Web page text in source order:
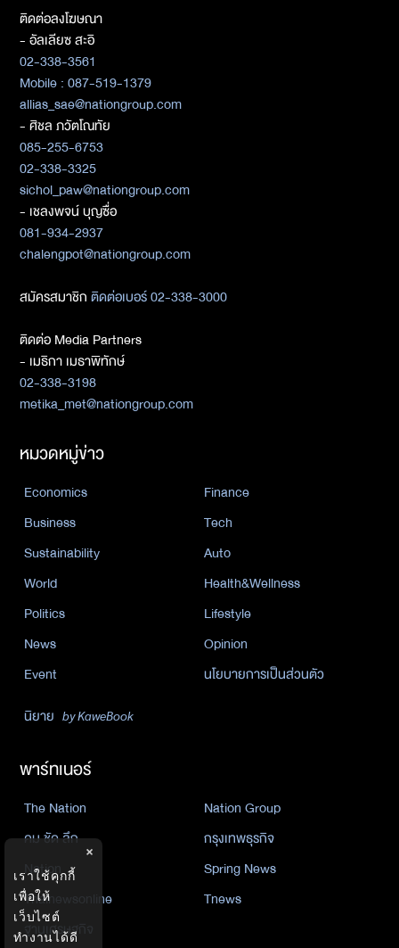
ติดต่อลงโฆษณา
- อัลเลียซ สะอิ
02-338-3561
Mobile : 087-519-1379
allias_sae@nationgroup.com
- ศิชล ภวัตโณทัย
085-255-6753
02-338-3325
sichol_paw@nationgroup.com
- เชลงพจน์ บุญซื่อ
081-934-2937
chalengpot@nationgroup.com
สมัครสมาชิกติดต่อเบอร์ 02-338-3000
ติดต่อ Media Partners
- เมธิกา เมธาพิทักษ์
02-338-3198
metika_met@nationgroup.com
หมวดหมู่ข่าว
Economics
Finance
Business
Tech
Sustainability
Auto
World
Health&Wellness
Politics
Lifestyle
News
Opinion
Event
นโยบายการเป็นส่วนตัว
นิยาย by KaweBook
พาร์ทเนอร์
The Nation
Nation Group
คม ชัด ลึก
กรุงเทพธุรกิจ
Nation
Spring News
Thainewsonline
Tnews
ฐานเศรษฐกิจ
×
เราใช้คุกกี้
เพื่อให้
เว็บไซต์
ทำงานได้ดี